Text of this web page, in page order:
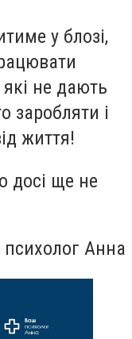
у блозі,
не дають
заробляти і
життя!
досі ще не
Анна